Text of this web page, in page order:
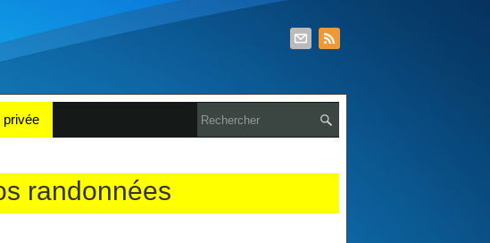
privée
randonnées